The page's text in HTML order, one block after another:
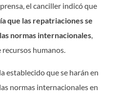
el canciller indicó que
que las repatriaciones se
normas internacionales
recursos humanos.
establecido que se harán en
normas internacionales en